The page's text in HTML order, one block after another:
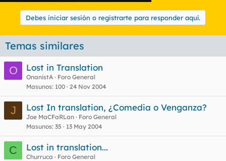
Debes iniciar sesión o registrarte para responder aquí.
Temas similares
O
Lost in Translation
OnanistA
Foro General
Masunos 100 24 Nov 2004
J Lost In translation, ¿Comedia o Venganza?
Joe MaCFaRLan
Foro General
Masunos 35 13 May 2004
C Lost in translation...
Churruca
Foro General